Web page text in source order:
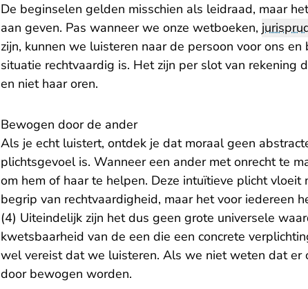
De beginselen gelden misschien als leidraad, maar
aan geven. Pas wanneer we onze wetboeken,
zijn, kunnen we luisteren naar de persoon voor ons
situatie rechtvaardig is. Het zijn per slot van rekening
en niet haar oren.
Bewogen door de ander
Als je echt luistert, ontdek je dat moraal geen
plichtsgevoel is. Wanneer een ander met onrecht te
om hem of haar te helpen. Deze intuïtieve plicht
begrip van rechtvaardigheid, maar het voor iedereen
(4) Uiteindelijk zijn het dus geen grote universele
kwetsbaarheid van de een die een concrete
wel vereist dat we luisteren. Als we niet weten dat er
door bewogen worden.